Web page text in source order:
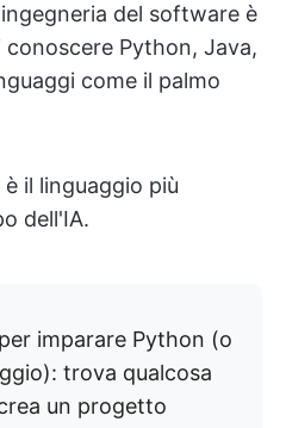
del software è
Python, Java,
come il palmo
il linguaggio più
dell'IA.
imparare Python (o
trova qualcosa
un progetto